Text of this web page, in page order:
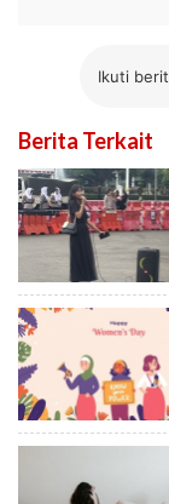
Ikuti
Berita Terkait